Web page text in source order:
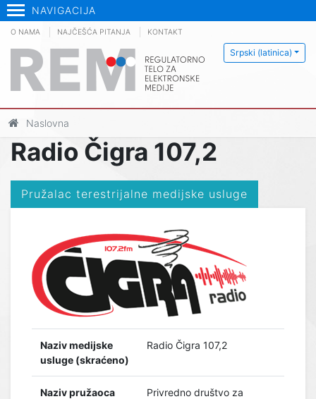
NAVIGACIJA
Srpski (latinica)
O NAMA NAJČEŠĆA PITANJA KONTAKT
Naslovna
Radio Čigra 107,2
Pružalac terestrijalne medijske usluge
Naziv medijske
usluge (skraćeno)
Radio Čigra 107,2
Naziv pružaoca
Privredno društvo za